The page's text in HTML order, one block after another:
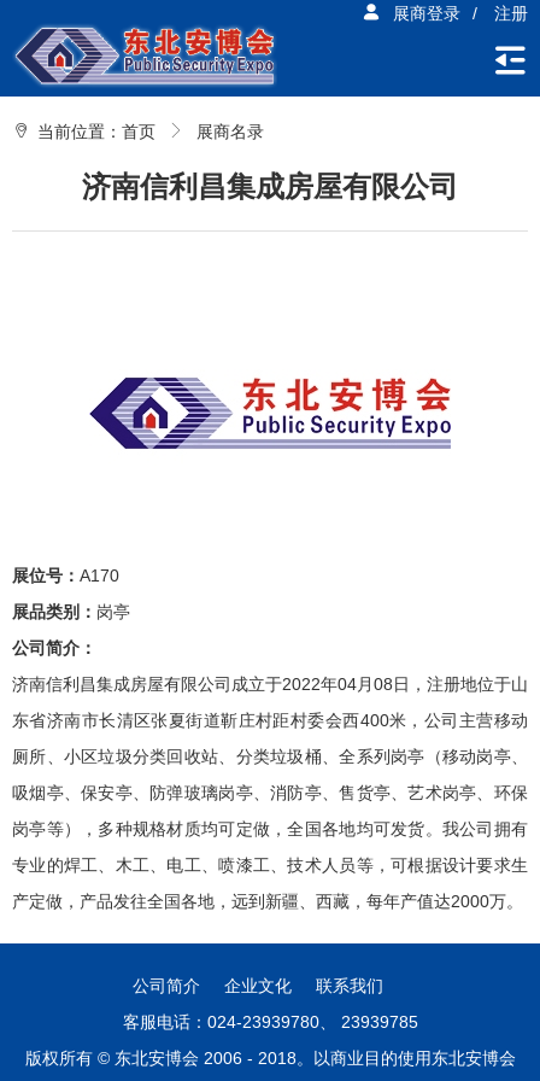
展商登录 / 注册
当前位置： 首页 展商名录
济南信利昌集成房屋有限公司
展位号： A170
展品类别： 岗亭
公司简介：
济南信利昌集成房屋有限公司成立于2022年04月08日，注册地位于山
东省济南市长清区张夏街道靳庄村距村委会西400米，公司主营移动
厕所、小区垃圾分类回收站、分类垃圾桶、全系列岗亭（移动岗亭、
吸烟亭、保安亭、防弹玻璃岗亭、消防亭、售货亭、艺术岗亭、环保
岗亭等），多种规格材质均可定做，全国各地均可发货。我公司拥有
专业的焊工、木工、电工、喷漆工、技术人员等，可根据设计要求生
产定做，产品发往全国各地，远到新疆、西藏，每年产值达2000万。
公司简介 企业文化
联系我们
客服电话：024-23939780、 23939785
版权所有 © 东北安博会 2006 - 2018。以商业目的使用东北安博会